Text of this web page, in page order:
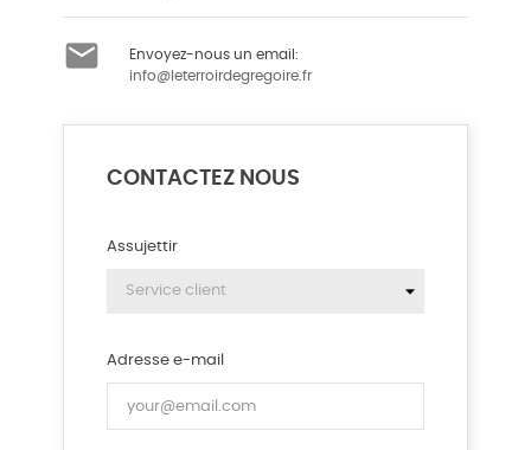

Envoyez-nous un email:
info@leterroirdegregoire.fr
CONTACTEZ NOUS
Assujettir
Adresse e-mail